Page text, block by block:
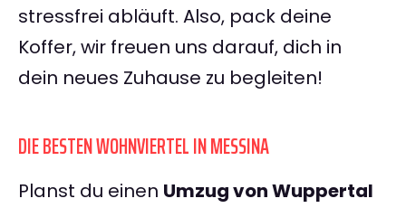
stressfrei abläuft. Also, pack deine
Koffer, wir freuen uns darauf, dich in
dein neues Zuhause zu begleiten!
DIE BESTEN WOHNVIERTEL IN MESSINA
Planst du einen Umzug von Wuppertal